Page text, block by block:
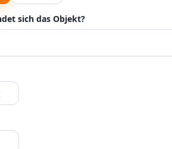
sich das Objekt?